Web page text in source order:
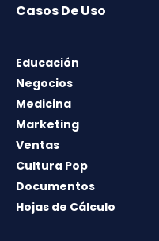
Casos De Uso
Educación
Negocios
Medicina
Marketing
Ventas
Cultura Pop
Documentos
Hojas de Cálculo